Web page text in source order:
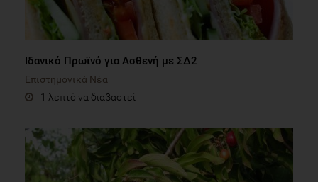
Ιδανικό Πρωϊνό για Ασθενή με ΣΔ2
Επιστημονικά Νέα